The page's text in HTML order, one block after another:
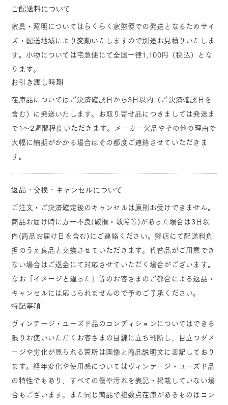
ご配送料について
家具・照明についてはらくらく家財便での発送となるためサイ
ズ・配送地域により変動いたしますので別途お見積りいたしま
す。小物については宅急便にて全国一律1,100円（税込）とな
ります。
お引き渡し時期
在庫品についてはご決済確認日から3日以内（ご決済確認日を
含む）に発送いたします。お取り寄せ品につきましては発送ま
で1～2週間程度いただきます。メーカー欠品やその他の理由で
大幅に納期がかかる場合はその都度ご連絡させていただきま
す。
返品・交換・キャンセルについて
ご注文・ご決済確定後のキャンセルは原則お受けできません。
商品お届け時に万一不良(破損・故障等)があった場合は3日以
内(商品お届け日を含む)にご連絡ください。弊店にて配送料負
担のうえ良品と交換させていただきます。代替品がご用意でき
ない場合はご返金にて対応させていただく場合がございます。
なお「イメージと違った」等のお客さまのご都合による返品・
キャンセルには応じられませんので予めご了承ください。
特記事項
ヴィンテージ・ユーズド品のコンディションについてはできる
限りお使いいただくお客さまの目線に立ち判断し、目立つダメ
ージや劣化が見られる箇所は画像と商品説明文に表記しており
ます。経年変化や使用感についてはヴィンテージ・ユーズド品
の特性でもあり、すべての傷や汚れを表記・掲載していない場
合もございます。また同じ商品で複数点在庫があるものはコン